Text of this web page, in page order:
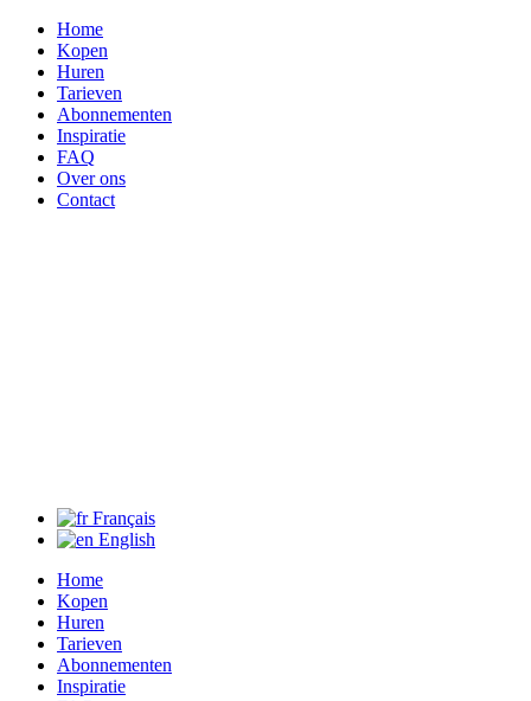
Home
Kopen
Huren
Tarieven
Abonnementen
Inspiratie
FAQ
Over ons
Contact
Français
English
Home
Kopen
Huren
Tarieven
Abonnementen
Inspiratie